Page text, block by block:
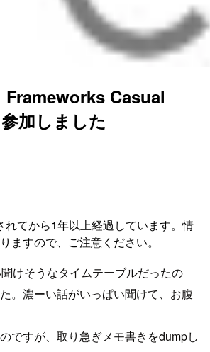
Casual
加しました
れてから1年以上経過しています。情
ますので、ご注意ください。
けそうなタイムテーブルだったの
。濃ーい話がいっぱい聞けて、お腹
ですが、取り急ぎメモ書きをdumpし